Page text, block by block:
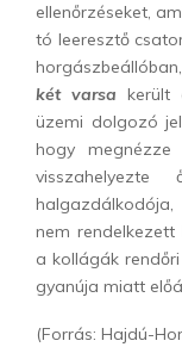
ellenőrzéseket,
tó leeresztő
két varsa került
üzemi dolgozó
hogy
nem rendelkezett
a kollágák
gyanúja miatt
(Forrás: Hajdú-